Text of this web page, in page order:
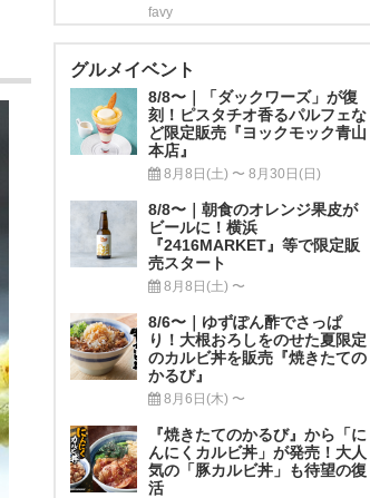
favy
グルメイベント
8/8〜｜「ダックワーズ」が復
刻！ピスタチオ香るパルフェな
ど限定販売『ヨックモック青山
本店』
8月8日(土) 〜 8月30日(日)
8/8〜｜朝食のオレンジ果皮が
ビールに！横浜
『2416MARKET』等で限定販
売スタート
8月8日(土) 〜
8/6〜｜ゆずぽん酢でさっぱ
り！大根おろしをのせた夏限定
のカルビ丼を販売『焼きたての
かるび』
8月6日(木) 〜
『焼きたてのかるび』から「に
んにくカルビ丼」が発売！大人
気の「豚カルビ丼」も待望の復
活